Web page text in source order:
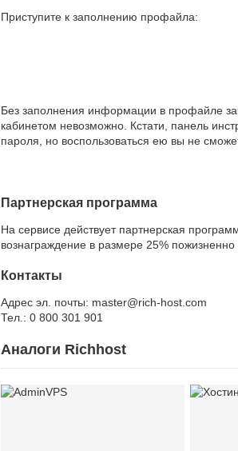
Приступите к заполнению профайла:
Без заполнения информации в профайле
кабинетом невозможно. Кстати, панель
пароля, но воспользоваться ею вы не
Партнерская программа
На сервисе действует партнерская
вознаграждение в размере 25% пожизненно
Контакты
Адрес эл. почты: master@rich-host.com
Тел.: 0 800 301 901
Аналоги Richhost